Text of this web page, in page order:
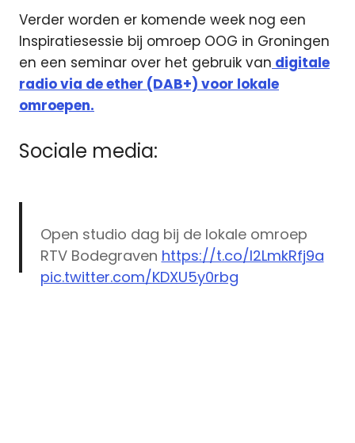
Verder worden er komende week nog een
Inspiratiesessie bij omroep OOG in Groningen
en een seminar over het gebruik van digitale
radio via de ether (DAB+) voor lokale
omroepen.
Sociale media:
Open studio dag bij de lokale omroep
RTV Bodegraven https://t.co/l2LmkRfj9a
pic.twitter.com/KDXU5y0rbg